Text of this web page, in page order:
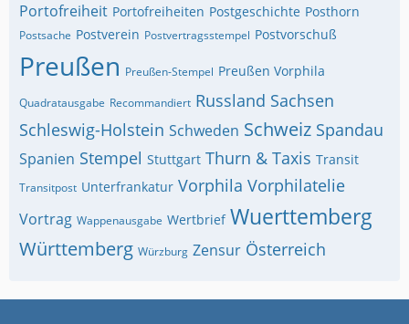
Portofreiheit Portofreiheiten Postgeschichte Posthorn
Postsache Postverein Postvertragsstempel Postvorschuß
Preußen Preußen-Stempel Preußen Vorphila
Quadratausgabe Recommandiert Russland Sachsen
Schleswig-Holstein Schweden Schweiz Spandau
Spanien Stempel Stuttgart Thurn & Taxis Transit
Transitpost Unterfrankatur Vorphila Vorphilatelie
Vortrag Wappenausgabe Wertbrief Wuerttemberg
Württemberg Würzburg Zensur Österreich